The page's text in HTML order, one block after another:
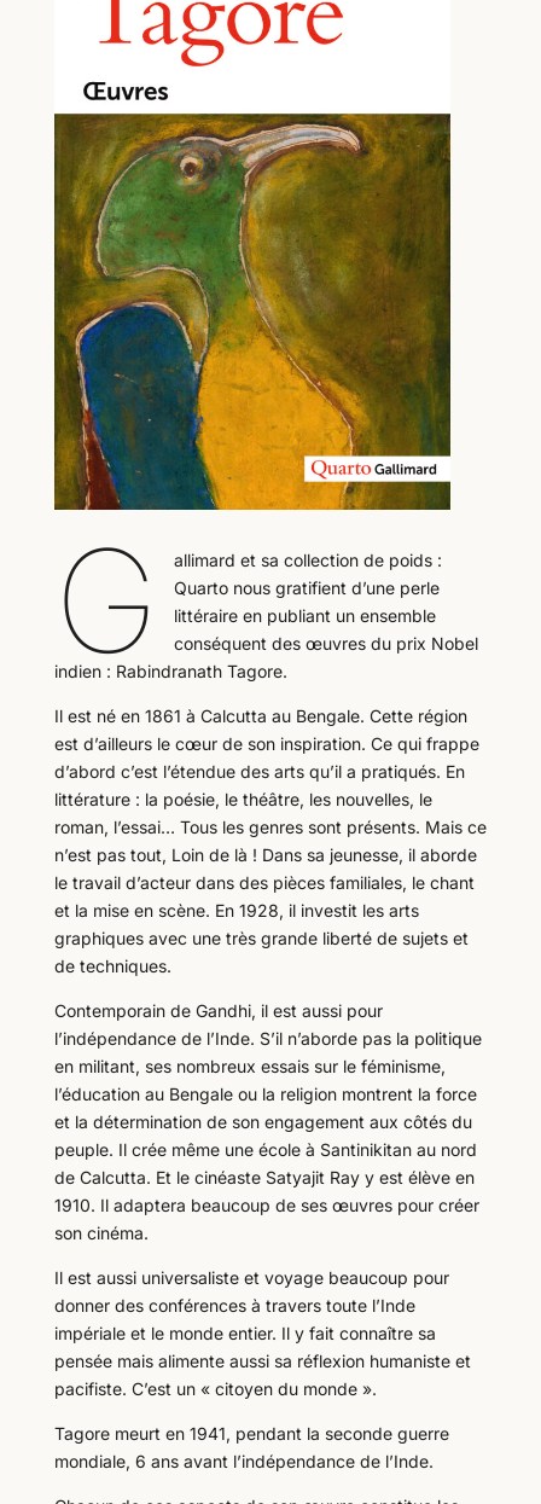
G
allimard et sa collection de poids :
Quarto nous gratifient d’une perle
littéraire en publiant un ensemble
conséquent des œuvres du prix Nobel
indien : Rabindranath Tagore.
Il est né en 1861 à Calcutta au Bengale. Cette région
est d’ailleurs le cœur de son inspiration. Ce qui frappe
d’abord c’est l’étendue des arts qu’il a pratiqués. En
littérature : la poésie, le théâtre, les nouvelles, le
roman, l’essai… Tous les genres sont présents. Mais ce
n’est pas tout, Loin de là ! Dans sa jeunesse, il aborde
le travail d’acteur dans des pièces familiales, le chant
et la mise en scène. En 1928, il investit les arts
graphiques avec une très grande liberté de sujets et
de techniques.
Contemporain de Gandhi, il est aussi pour
l’indépendance de l’Inde. S’il n’aborde pas la politique
en militant, ses nombreux essais sur le féminisme,
l’éducation au Bengale ou la religion montrent la force
et la détermination de son engagement aux côtés du
peuple. Il crée même une école à Santinikitan au nord
de Calcutta. Et le cinéaste Satyajit Ray y est élève en
1910. Il adaptera beaucoup de ses œuvres pour créer
son cinéma.
Il est aussi universaliste et voyage beaucoup pour
donner des conférences à travers toute l’Inde
impériale et le monde entier. Il y fait connaître sa
pensée mais alimente aussi sa réflexion humaniste et
pacifiste. C’est un « citoyen du monde ».
Tagore meurt en 1941, pendant la seconde guerre
mondiale, 6 ans avant l’indépendance de l’Inde.